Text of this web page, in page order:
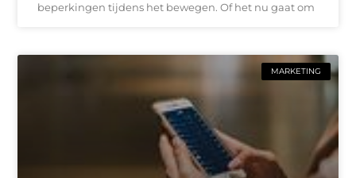
beperkingen tijdens het bewegen. Of het nu gaat om
MARKETING